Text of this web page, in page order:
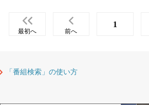
最初へ 前へ
1
「番組検索」の使い方